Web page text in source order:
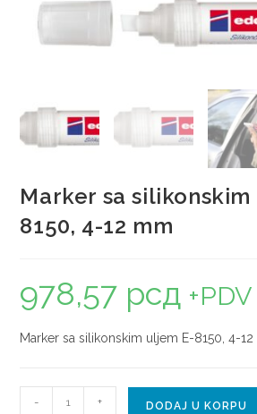
Marker sa silikonskim
8150, 4-12 mm
978,57 рсд +PDV
Marker sa silikonskim uljem E-8150, 4-
- + DODAJ U KORPU